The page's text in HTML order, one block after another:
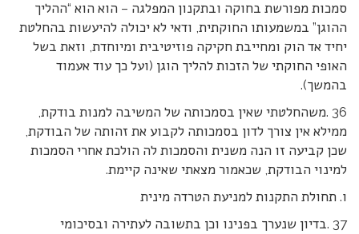
סמכות מפורשת בחוקה ובתקנון המפלגה – הוא הוא “ההליך
ההוגן” במשמעותו החוקתית, ודאי לא יכולה להיעשות בהחלטת
יחיד אד הוק ומחייבת חקיקה פוזיטיבית ומיוחדת, וזאת בשל
האופי החוקתי של הזכות להליך הוגן (ועל כך עוד אעמוד
בהמשך).
36 .משהחלטתי שאין בסמכותה של המשיבה למנות בודקת,
ממילא אין צורך לדון בסמכותה לקבוע את זהותה של הבודקת,
שכן קביעה זו הנה משנית והסמכות לה הולכת אחרי הסמכות
למינוי הבודקת, שכאמור מצאתי שאינה קיימת.
ו. תחולת התקנות למניעת הטרדה מינית
37 .בדיון שנערך בפנינו וכן בתשובה לעתירה ובסיכומי